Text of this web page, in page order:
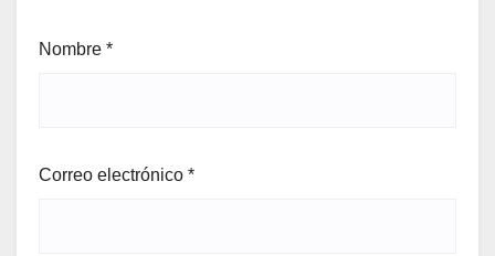
Nombre *
Correo electrónico *